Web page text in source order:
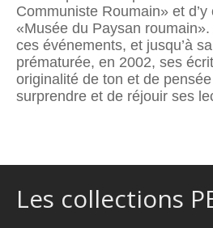
Communiste Roumain» et d’y
«Musée du Paysan
ces événements, et jusqu’à
prématurée, en 2002, ses
originalité de ton et de
surprendre et de réjouir ses
Les collections